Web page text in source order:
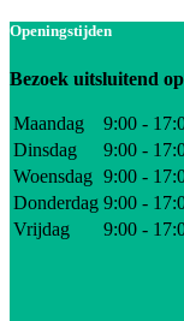
Openingstijden
Bezoek uitsluitend
Maandag
9:00 -
Dinsdag
9:00 -
Woensdag 9:00 -
Donderdag 9:00 -
Vrijdag
9:00 -